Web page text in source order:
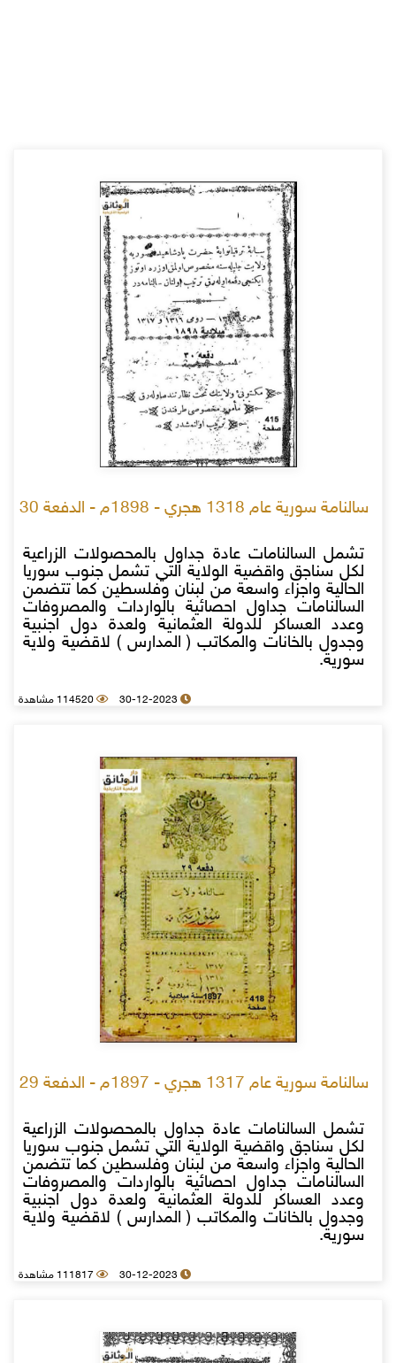
سالنامة سورية عام 1318 هجري - 1898م - الدفعة 30
تشمل السالنامات عادة جداول بالمحصولات الزراعية
لكل سناجق واقضية الولاية التي تشمل جنوب سوريا
الحالية واجزاء واسعة من لبنان وفلسطين كما تتضمن
السالنامات جداول احصائية بالواردات والمصروفات
وعدد العساكر للدولة العثمانية ولعدة دول اجنبية
وجدول بالخانات والمكاتب ( المدارس ) لاقضية ولاية
سورية.
30-12-2023 114520 مشاهدة
سالنامة سورية عام 1317 هجري - 1897م - الدفعة 29
تشمل السالنامات عادة جداول بالمحصولات الزراعية
لكل سناجق واقضية الولاية التي تشمل جنوب سوريا
الحالية واجزاء واسعة من لبنان وفلسطين كما تتضمن
السالنامات جداول احصائية بالواردات والمصروفات
وعدد العساكر للدولة العثمانية ولعدة دول اجنبية
وجدول بالخانات والمكاتب ( المدارس ) لاقضية ولاية
سورية.
30-12-2023 111817 مشاهدة